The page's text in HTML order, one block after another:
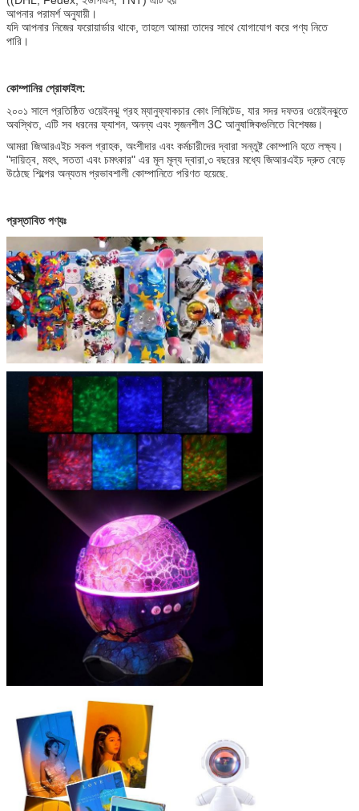
আপনার পরামর্শ অনুযায়ী।
যদি আপনার নিজের ফরোয়ার্ডার থাকে, তাহলে আমরা তাদের সাথে যোগাযোগ করে পণ্য নিতে
পারি।
কোম্পানির প্রোফাইল:
২০০১ সালে প্রতিষ্ঠিত ওয়েইনঝু গ্রহ ম্যানুফ্যাকচার কোং লিমিটেড, যার সদর দফতর ওয়েইনঝুতে
অবস্থিত, এটি সব ধরনের ফ্যাশন, অনন্য এবং সৃজনশীল 3C আনুষাঙ্গিকগুলিতে বিশেষজ্ঞ।
আমরা জিআরএইচ সকল গ্রাহক, অংশীদার এবং কর্মচারীদের দ্বারা সন্তুষ্ট কোম্পানি হতে লক্ষ্য।
"দায়িত্ব, মহৎ, সততা এবং চমৎকার" এর মূল মূল্য দ্বারা,৩ বছরের মধ্যে জিআরএইচ দ্রুত বেড়ে
উঠেছে শিল্পের অন্যতম প্রভাবশালী কোম্পানিতে পরিণত হয়েছে.
প্রস্তাবিত পণ্যঃ